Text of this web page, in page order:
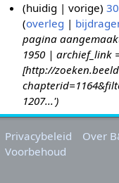
0
1
1
huidig vorige
overleg
pagina
1950 | archief_link
[http://
1207...'
Privacybeleid
Over
Voorbehoud